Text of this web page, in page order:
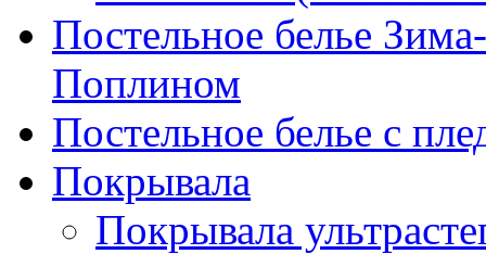
Постельное белье
Поплином
Постельное белье с
Покрывала
Покрывала